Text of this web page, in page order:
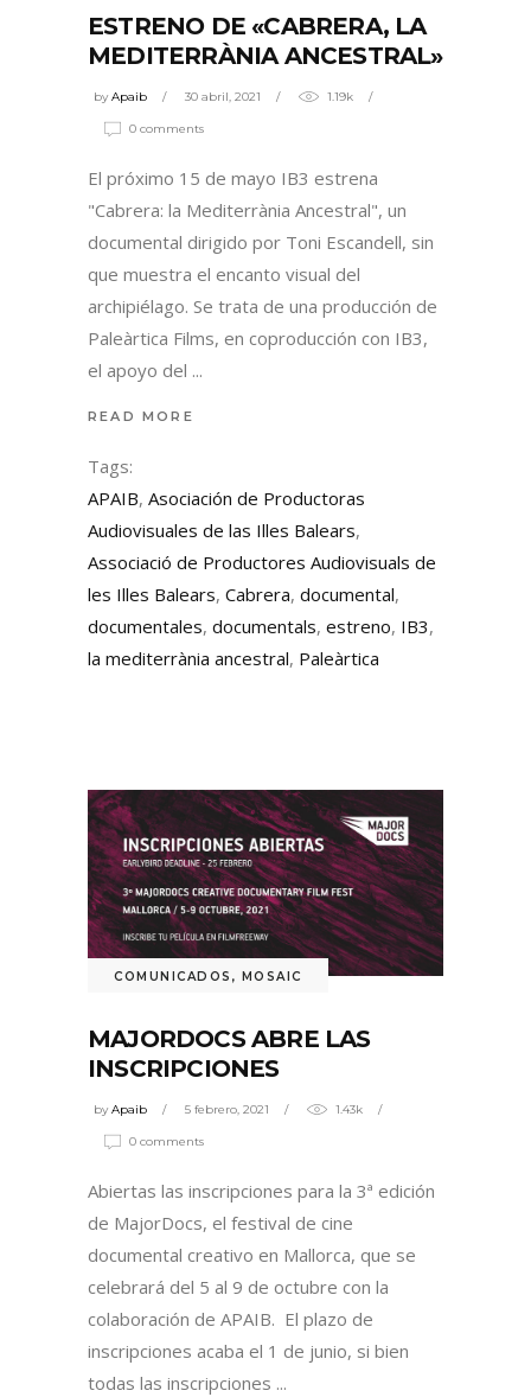
ESTRENO DE «CABRERA, LA
MEDITERRÀNIA ANCESTRAL»
byApaib 30 abril, 2021 1.19k
0 comments
El próximo 15 de mayo IB3 estrena
"Cabrera: la Mediterrània Ancestral", un
documental dirigido por Toni Escandell, sin
que muestra el encanto visual del
archipiélago. Se trata de una producción de
Paleàrtica Films, en coproducción con IB3,
el apoyo del
READ MORE
Tags:
APAIB, Asociación de Productoras
Audiovisuales de las Illes Balears,
Associació de Productores Audiovisuals de
les Illes Balears, Cabrera, documental,
documentales, documentals, estreno, IB3,
la mediterrània ancestral, Paleàrtica
COMUNICADOS , MOSAIC
MAJORDOCS ABRE LAS
INSCRIPCIONES
byApaib 5 febrero, 2021 1.43k
0 comments
Abiertas las inscripciones para la 3ª edición
de MajorDocs, el festival de cine
documental creativo en Mallorca, que se
celebrará del 5 al 9 de octubre con la
colaboración de APAIB. El plazo de
inscripciones acaba el 1 de junio, si bien
todas las inscripciones